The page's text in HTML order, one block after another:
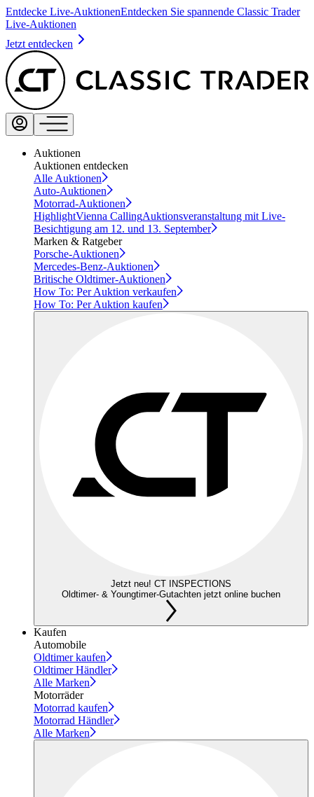
Entdecke Live-AuktionenEntdecken Sie spannende Classic Trader
Live-Auktionen
Jetzt entdecken
Auktionen
Auktionen entdecken
Alle Auktionen
Auto-Auktionen
Motorrad-Auktionen
HighlightVienna CallingAuktionsveranstaltung mit Live-
Besichtigung am 12. und 13. September
Marken & Ratgeber
Porsche-Auktionen
Mercedes-Benz-Auktionen
Britische Oldtimer-Auktionen
How To: Per Auktion verkaufen
How To: Per Auktion kaufen
Jetzt neu! CT INSPECTIONS
Oldtimer- & Youngtimer-Gutachten jetzt online buchen
Kaufen
Automobile
Oldtimer kaufen
Oldtimer Händler
Alle Marken
Motorräder
Motorrad kaufen
Motorrad Händler
Alle Marken